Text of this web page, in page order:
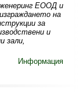
ЕООД и
на
за
и
зали,
Информация